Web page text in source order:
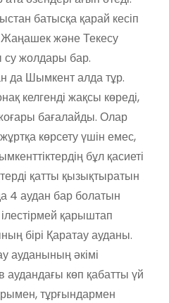
батысқа қарай кесіп
және Текесу
жолдары бар.
да Шымкент алда тұр.
келгенді жақсы көреді,
бағалайды. Олар
көрсету үшін емес,
бұл қасиеті
қатты қызықтыратын
4 аудан бар болатын
қарыштап
бірі Қаратау ауданы.
ауданының әкімі
көп қабатты үй
тұрғындармен